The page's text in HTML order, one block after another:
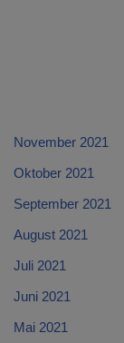
November 2021
Oktober 2021
September 2021
August 2021
Juli 2021
Juni 2021
Mai 2021